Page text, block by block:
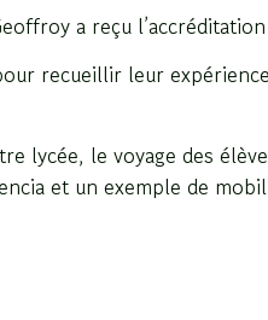
a reçu
recueillir leur
lycée, le voyage des
et un exemple de